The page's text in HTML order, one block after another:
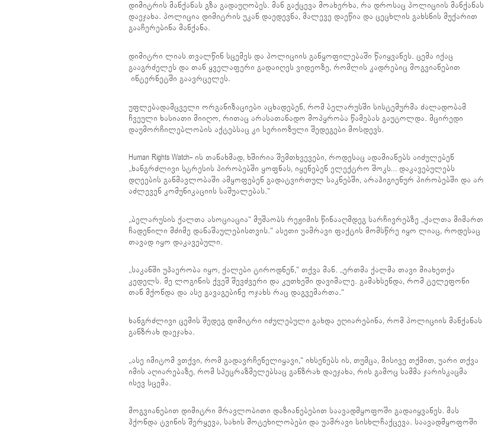
დიმიტრის მანქანას გზა გადაუღობეს. მან გაქცევა მოახერხა, რა დროსაც პოლიციის მანქანას
დაეჯახა. პოლიცია დიმიტრის უკან დაედევნა, მალევე დაეწია და ცეცხლის გახსნის მუქარით
გააჩერებინა მანქანა.
დიმიტრი ლიას თვალწინ სცემეს და პოლიციის განყოფილებაში წაიყვანეს. ცემა იქაც
გააგრძელეს და თან ყველაფერი გადაიღეს ვიდეოზე, რომლის კადრებიც მოგვიანებით
ინტერნეტში გაავრცელეს.
უფლებადამცველი ორგანიზაციები აცხადებენ, რომ ბელარუსში სისტემურმა ძალადობამ
ჩვეული ხასიათი მიიღო, რითაც არასათანადო მოპყრობა წამებას გაუტოლდა. მცირედი
დაუმორჩილებლობის აქტებსაც კი სერიოზული შედეგები მოსდევს.
Human Rights Watch- ის თანახმად, ხშირია შემთხვევები, როდესაც ადამიანებს აიძულებენ
„ხანგრძლივი სტრესის პირობებში ყოფნას, იყენებენ ელექტრო შოკს… დაკავებულებს
დღეების განმავლობაში ამყოფებენ გადატვირთულ საკნებში, არაჰიგიენურ პირობებში და არ
აძლევენ კომუნიკაციის საშუალებას.“
„ბელარუსის ქალთა ასოციაცია“ მუშაობს რეჟიმის წინააღმდეგ სარჩივრებზე „ქალთა მიმართ
ჩადენილი მძიმე დანაშაულებისთვის.“ ასეთი უამრავი ფაქტის მომსწრე იყო ლიაც, როდესაც
თავად იყო დაკავებული.
„საკანში უჰაერობა იყო, ქალები ტიროდნენ,“ თქვა მან. „ერთმა ქალმა თავი მიახეთქა
კედელს. მე ლოგინის ქვეშ შევძვერი და კუთხეში დავიმალე. გამახსენდა, რომ ტელეფონი
თან მქონდა და ასე გავაგებინე ოჯახს რაც დაგვემართა.“
ხანგრძლივი ცემის შედეგ დიმიტრი იძულებული გახდა ეღიარებინა, რომ პოლიციის მანქანას
განზრახ დაეჯახა.
„ასე იმიტომ ვთქვი, რომ გადავრჩენელიყავი,“ იხსენებს ის, თუმცა, მისივე თქმით, უარი თქვა
იმის აღიარებაზე, რომ სპეცრაზმელებსაც განზრახ დაეჯახა, რის გამოც სამმა ჯარისკაცმა
ისევ სცემა.
მოგვიანებით დიმიტრი მრავლობითი დაზიანებებით საავადმყოფოში გადაიყვანეს. მას
ჰქონდა ტვინის შერყევა, სახის მოტეხილობები და უამრავი სისხლჩაქცევა. საავადმყოფოში